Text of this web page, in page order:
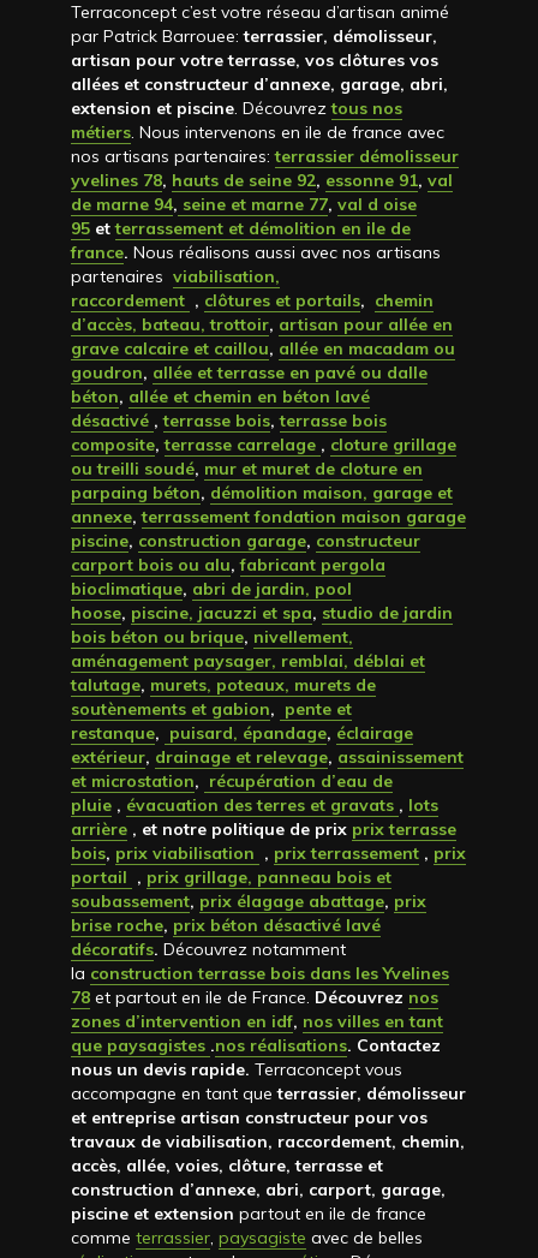
Terraconcept c’est votre réseau d’artisan animé
par Patrick Barrouee:terrassier, démolisseur,
artisan pour votre terrasse, vos clôtures vos
allées et constructeur d’annexe, garage, abri,
extension et piscine. Découvreztous nos
métiers. Nous intervenons en ile de france avec
nos artisans partenaires:terrassier démolisseur
yvelines 78, hauts de seine 92, essonne 91, val
de marne 94, seine et marne 77, val d oise
95 etterrassement et démolition en ile de
france. Nous réalisons aussi avec nos artisans
partenaires viabilisation,
raccordement , clôtures et portails, chemin
d’accès, bateau, trottoir, artisan pour allée en
grave calcaire et caillou, allée en macadam ou
goudron, allée et terrasse en pavé ou dalle
béton, allée et chemin en béton lavé
désactivé ,terrasse bois,terrasse bois
composite,terrasse carrelage , cloture grillage
ou treilli soudé, mur et muret de cloture en
parpaing béton, démolition maison, garage et
annexe,terrassement fondation maison garage
piscine, construction garage, constructeur
carport bois ou alu,fabricant pergola
bioclimatique, abri de jardin, pool
hoose, piscine, jacuzzi et spa, studio de jardin
bois béton ou brique, nivellement,
aménagement paysager, remblai, déblai et
talutage, murets, poteaux, murets de
soutènements et gabion, pente et
restanque, puisard, épandage, éclairage
extérieur, drainage et relevage, assainissement
et microstation, récupération d’eau de
pluie , évacuation des terres et gravats , lots
arrière , et notre politique de prix prix terrasse
bois, prix viabilisation , prix terrassement , prix
portail , prix grillage, panneau bois et
soubassement, prix élagage abattage, prix
brise roche, prix béton désactivé lavé
décoratifs. Découvrez notamment
la construction terrasse bois dans les Yvelines
78 et partout en ile de France. Découvrez nos
zones d’intervention en idf, nos villes en tant
que paysagistes .nos réalisations. Contactez
nous un devis rapide. Terraconcept vous
accompagne en tant queterrassier, démolisseur
et entreprise artisan constructeur pour vos
travaux de viabilisation, raccordement, chemin,
accès, allée, voies, clôture, terrasse et
construction d’annexe, abri, carport, garage,
piscine et extension partout en ile de france
comme terrassier, paysagiste avec de belles